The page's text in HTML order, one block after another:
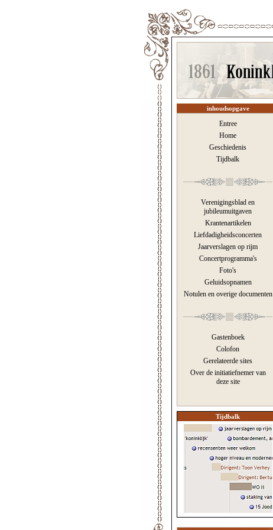
inhoudsopgave
Entree
Home
Geschiedenis
Tijdbalk
Verenigingsblad en
jubileumuitgaven
Krantenartikelen
Liefdadigheidsconcerten
Jaarverslagen op rijm
Concertprogramma's
Foto's
Geluidsopnamen
Notulen en overige documenten
Gastenboek
Colofon
Gerelateerde sites
Over de initiatiefnemer van
deze site
Tijdbalk